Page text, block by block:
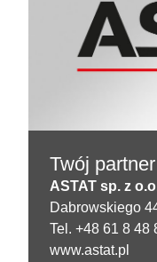
Twój
ASTAT sp. z
Dabrowskiego
Tel. +48 61 8 48
www.astat.pl